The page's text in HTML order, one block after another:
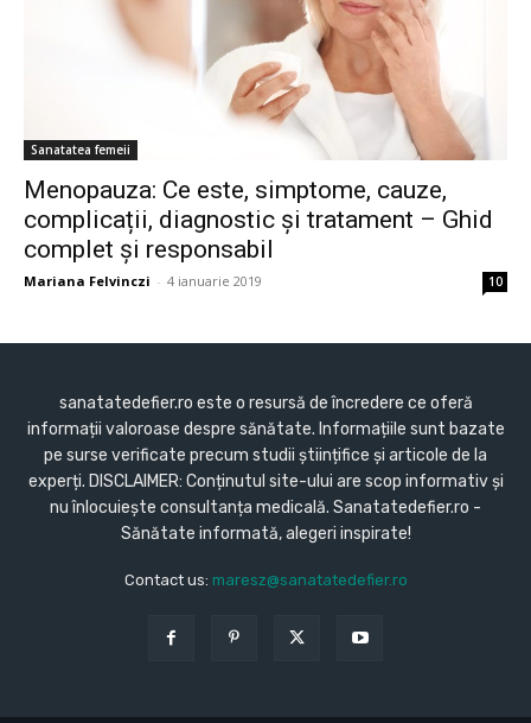
Sanatatea femeii
Menopauza: Ce este, simptome, cauze,
complicații, diagnostic și tratament – Ghid
complet și responsabil
Mariana Felvinczi - 4 ianuarie 2019 10
sanatatedefier.ro este o resursă de încredere ce oferă
informații valoroase despre sănătate. Informațiile sunt bazate
pe surse verificate precum studii științifice și articole de la
experți. DISCLAIMER: Conținutul site-ului are scop informativ și
nu înlocuiește consultanța medicală. Sanatatedefier.ro -
Sănătate informată, alegeri inspirate!
Contact us: maresz@sanatatedefier.ro